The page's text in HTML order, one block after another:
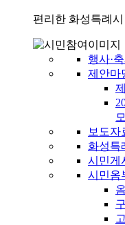
편리한 화성특례
행사·축
제안마
모
보도자
화성특
시민게
시민옴